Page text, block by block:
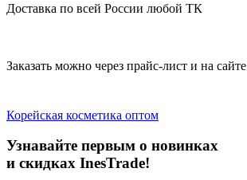
Доставка по всей России любой ТК
Заказать можно через прайс-лист и на сайте
Корейская косметика оптом
Узнавайте первым о новинках
и скидках InesTrade!